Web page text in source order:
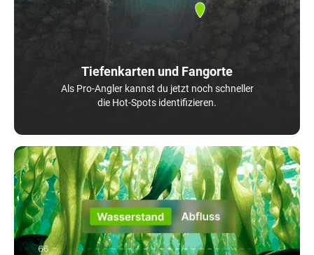
Tiefenkarten und Fangorte
Als Pro-Angler kannst du jetzt noch schneller
die Hot-Spots identifizieren.